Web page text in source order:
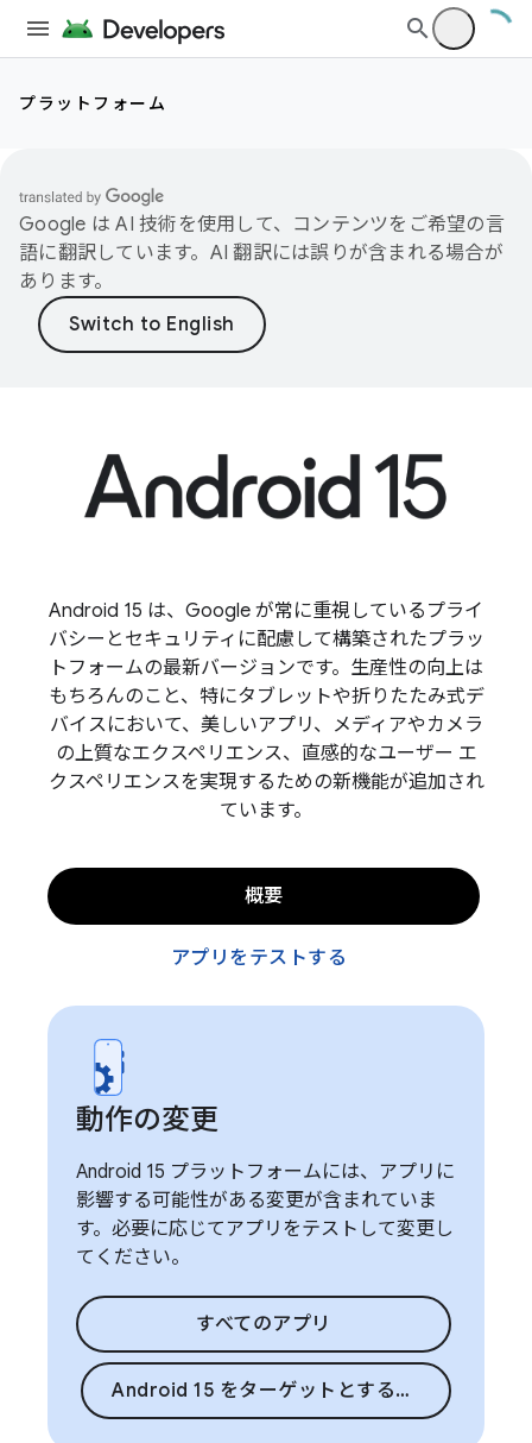
プラットフォーム
Google は AI 技術を使用して、コンテンツをご希望の言
語に翻訳しています。AI 翻訳には誤りが含まれる場合が
あります。
Android 15 は、Google が常に重視しているプライ
バシーとセキュリティに配慮して構築されたプラッ
トフォームの最新バージョンです。生産性の向上は
もちろんのこと、特にタブレットや折りたたみ式デ
バイスにおいて、美しいアプリ、メディアやカメラ
の上質なエクスペリエンス、直感的なユーザー エ
クスペリエンスを実現するための新機能が追加され
ています。
概要
アプリをテストする
動作の変更
Android 15 プラットフォームには、アプリに
影響する可能性がある変更が含まれていま
す。必要に応じてアプリをテストして変更し
てください。
すべてのアプリ
Android 15 をターゲットとするアプリ